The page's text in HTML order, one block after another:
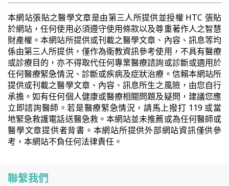
本網站張貼之醫學文章是由第三人所提供並授權 HTC 張貼
於網站，任何使用必須遵守使用條款以及尊重著作人之智慧
財產權。本網站所提供或刊載之醫學文章、內容、訊息等均
係由第三人所提供，僅作為衛教資訊參考使用，不具有醫療
或診療目的，亦不得取代任何專業醫療諮詢或診斷或適用於
任何醫療緊急情況、診斷或疾病及症狀治療。信賴本網站所
提供或刊載之醫學文章、內容、訊息所生之風險，由您自行
承擔。如有任何個人健康或醫療相關問題及疑問，建議您應
立即諮詢醫師。若是醫療緊急情況，請馬上撥打 119 或當
地緊急救護電話送醫急救。本網站並未推薦或為任何醫師或
醫學文章提供者背書。本網站所提供外部網站資訊僅供參
考，本網站不負任何法律責任。
聯繫我們